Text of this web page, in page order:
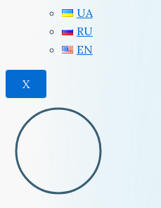
UA
RU
EN
X